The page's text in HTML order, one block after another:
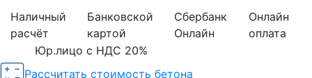
Наличный
расчёт
Банковской
картой
Сбербанк
Онлайн
Онлайн
оплата
Юр.лицо с НДС 20%
Рассчитать стоимость бетона